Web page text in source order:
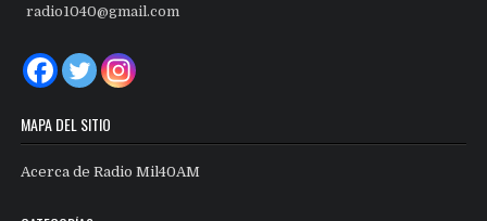
radio1040@gmail.com
MAPA DEL SITIO
Acerca de Radio Mil40AM